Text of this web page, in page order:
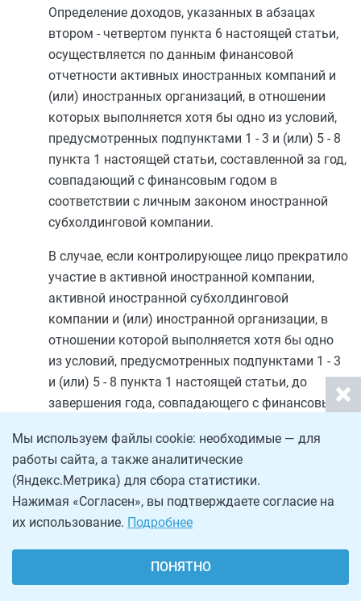
Определение доходов, указанных в абзацах
втором - четвертом пункта 6 настоящей статьи,
осуществляется по данным финансовой
отчетности активных иностранных компаний и
(или) иностранных организаций, в отношении
которых выполняется хотя бы одно из условий,
предусмотренных подпунктами 1 - 3 и (или) 5 - 8
пункта 1 настоящей статьи, составленной за год,
совпадающий с финансовым годом в
соответствии с личным законом иностранной
субхолдинговой компании.
В случае, если контролирующее лицо прекратило
участие в активной иностранной компании,
активной иностранной субхолдинговой
компании и (или) иностранной организации, в
отношении которой выполняется хотя бы одно
из условий, предусмотренных подпунктами 1 - 3
и (или) 5 - 8 пункта 1 настоящей статьи, до
завершения года, совпадающего с финансовым
иностранной холдинговой компании и (или)
иностранной субхолдинговой компании,
определение доходов, указанных в настоящем
пункте, осуществляется по данным финансовой
отчетности, составленной за предшествующий
финансовый год.
Прибыль контролируемой иностранной
Мы используем файлы cookie: необходимые — для
работы сайта, а также аналитические
(Яндекс.Метрика) для сбора статистики.
Нажимая «Согласен», вы подтверждаете согласие на
их использование. Подробнее
ПОНЯТНО